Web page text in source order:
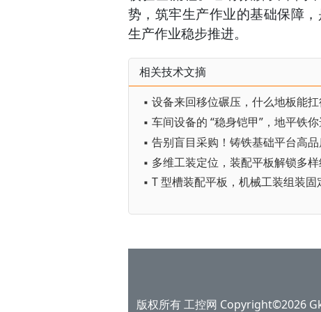
势，筑牢生产作业的基础保障
生产作业稳步推进。
相关技术文摘
▪ 车间设备的 “稳身铠甲”，地平铁
▪ 多维工装定位，装配平板解锁多
版权所有 工控网 Copyright©2026